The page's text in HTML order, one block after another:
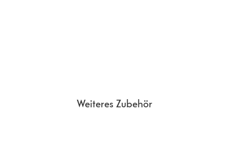
Weiteres Zubehör